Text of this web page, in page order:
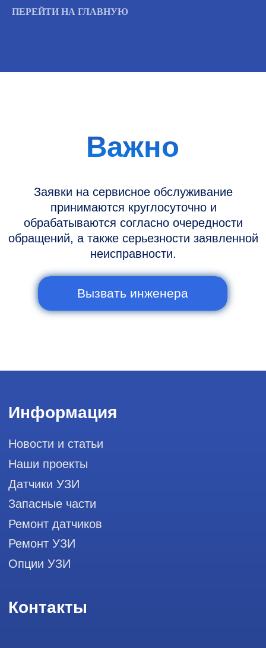
ПЕРЕЙТИ НА ГЛАВНУЮ
Информация
Контакты
Горячая линия: +7 (977) 894-32-58
Сервис работает ежедневно с 9:00 до
20:00, без выходных
и праздничных дней
111033, город Москва, Вн. Тер.
Муниципальный округ Лефортово, ул.
Профессиональный сервис ремонта
аппаратов ультразвуковой
диагностики, запасных частей и
ООО "РЭЙЛИНК" ИНН 9701168181 ОГРН 1207700492581,
111033, город Москва, Вн. Тер. Муниципальный округ
Политика конфиденциальности
Разработка сайта